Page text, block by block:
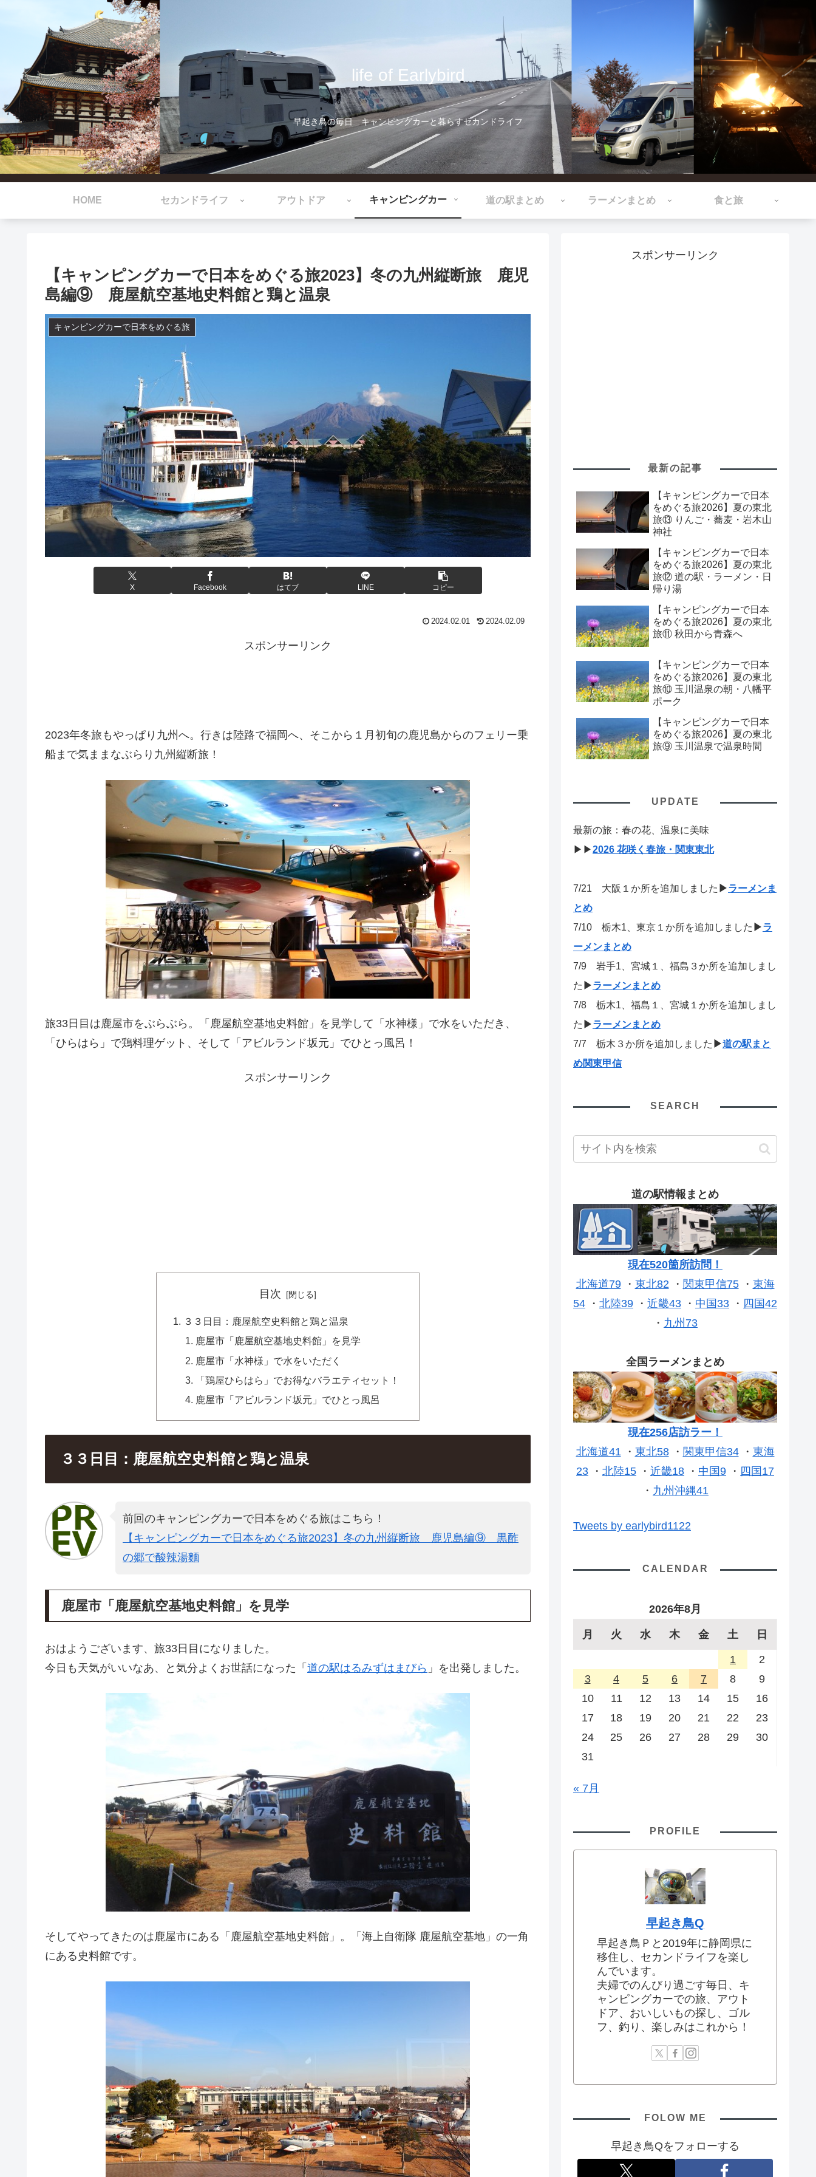
life of Earlybird
早起き鳥の毎日 キャンピングカーと暮らすセカンドライフ
HOME セカンドライフ アウトドア キャンピングカー 道の駅まとめ ラーメンまとめ 食と旅
【キャンピングカーで日本をめぐる旅2023】冬の九州縦断旅 鹿児
島編⑨ 鹿屋航空基地史料館と鶏と温泉
キャンピングカーで日本をめぐる旅
X Facebook はてブ LINE コピー
2024.02.01 2024.02.09
スポンサーリンク
2023年冬旅もやっぱり九州へ。行きは陸路で福岡へ、そこから１月初旬の鹿児島からのフェリー乗
船まで気ままなぶらり九州縦断旅！
旅33日目は鹿屋市をぶらぶら。「鹿屋航空基地史料館」を見学して「水神様」で水をいただき、
「ひらはら」で鶏料理ゲット、そして「アビルランド坂元」でひとっ風呂！
スポンサーリンク
目次
３３日目：鹿屋航空史料館と鶏と温泉
鹿屋市「鹿屋航空基地史料館」を見学
鹿屋市「水神様」で水をいただく
「鶏屋ひらはら」でお得なバラエティセット！
鹿屋市「アビルランド坂元」でひとっ風呂
３３日目：鹿屋航空史料館と鶏と温泉
前回のキャンピングカーで日本をめぐる旅はこちら！
【キャンピングカーで日本をめぐる旅2023】冬の九州縦断旅 鹿児島編⑨ 黒酢
の郷で酸辣湯麵
鹿屋市「鹿屋航空基地史料館」を見学
おはようございます、旅33日目になりました。
今日も天気がいいなあ、と気分よくお世話になった「 道の駅はるみずはまびら 」を出発しました。
そしてやってきたのは鹿屋市にある「鹿屋航空基地史料館」。「海上自衛隊 鹿屋航空基地」の一角
にある史料館です。
スポンサーリンク
最新の記事
【キャンピングカーで日本
をめぐる旅2026】夏の東北
旅⑬ りんご・蕎麦・岩木山
神社
【キャンピングカーで日本
をめぐる旅2026】夏の東北
旅⑫ 道の駅・ラーメン・日
帰り湯
【キャンピングカーで日本
をめぐる旅2026】夏の東北
旅⑪ 秋田から青森へ
【キャンピングカーで日本
をめぐる旅2026】夏の東北
旅⑩ 玉川温泉の朝・八幡平
ポーク
【キャンピングカーで日本
をめぐる旅2026】夏の東北
旅⑨ 玉川温泉で温泉時間
UPDATE
最新の旅：春の花、温泉に美味
▶▶2026 花咲く春旅・関東東北
7/21 大阪１か所を追加しました ▶ラーメンま
とめ
7/10 栃木1、東京１か所を追加しました ▶ラ
ーメンまとめ
7/9 岩手1、宮城１、福島３か所を追加しまし
た ▶ラーメンまとめ
7/8 栃木1、福島１、宮城１か所を追加しまし
た ▶ラーメンまとめ
7/7 栃木３か所を追加しました ▶道の駅まと
め関東甲信
SEARCH
道の駅情報まとめ
現在520箇所訪問！
北海道79・ 東北82・ 関東甲信75・ 東海
54 ・ 北陸39 ・ 近畿43 ・ 中国33 ・ 四国42
・ 九州73
全国ラーメンまとめ
現在256店訪ラー！
北海道41・ 東北58・ 関東甲信34・ 東海
23 ・ 北陸15 ・ 近畿18 ・ 中国9 ・ 四国17
・ 九州沖縄41
Tweets by earlybird1122
CALENDAR
2026年8月
月 火 水 木 金 土 日
1
2
3
4 5 6 7 8
9
10
11 12 13 14 15
16
17
18 19 20 21 22
23
24
25 26 27 28 29
30
31
« 7月
PROFILE
早起き鳥Q
早起き鳥Ｐと2019年に静岡県に
移住し、セカンドライフを楽し
んでいます。
夫婦でのんびり過ごす毎日、キ
ャンピングカーでの旅、アウト
ドア、おいしいもの探し、ゴル
フ、釣り、楽しみはこれから！
FOLOW ME
早起き鳥Qをフォローする